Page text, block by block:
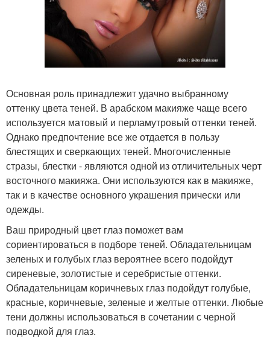
Основная роль принадлежит удачно выбранному
оттенку цвета теней. В арабском макияже чаще всего
используется матовый и перламутровый оттенки теней.
Однако предпочтение все же отдается в пользу
блестящих и сверкающих теней. Многочисленные
стразы, блестки - являются одной из отличительных черт
восточного макияжа. Они используются как в макияже,
так и в качестве основного украшения прически или
одежды.
Ваш природный цвет глаз поможет вам
сориентироваться в подборе теней. Обладательницам
зеленых и голубых глаз вероятнее всего подойдут
сиреневые, золотистые и серебристые оттенки.
Обладательницам коричневых глаз подойдут голубые,
красные, коричневые, зеленые и желтые оттенки. Любые
тени должны использоваться в сочетании с черной
подводкой для глаз.